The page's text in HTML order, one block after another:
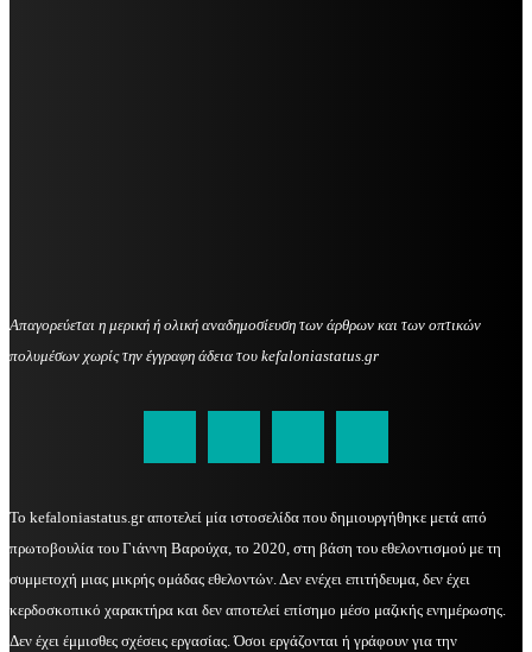
Απαγορεύεται η μερική ή ολική αναδημοσίευση των άρθρων και των οπτικών
πολυμέσων χωρίς την έγγραφη άδεια του kefaloniastatus.gr
Το kefaloniastatus.gr αποτελεί μία ιστοσελίδα που δημιουργήθηκε μετά από
πρωτοβουλία του Γιάννη Βαρούχα, το 2020, στη βάση του εθελοντισμού με τη
συμμετοχή μιας μικρής ομάδας εθελοντών. Δεν ενέχει επιτήδευμα, δεν έχει
κερδοσκοπικό χαρακτήρα και δεν αποτελεί επίσημο μέσο μαζικής ενημέρωσης.
Δεν έχει έμμισθες σχέσεις εργασίας. Όσοι εργάζονται ή γράφουν για την